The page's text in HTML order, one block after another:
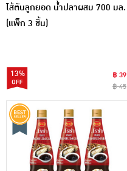
ไส้ตันลูกยอด น้ำปลาผสม 700 มล.
(แพ็ก 3 ชิ้น)
13%
฿ 39
฿ 45